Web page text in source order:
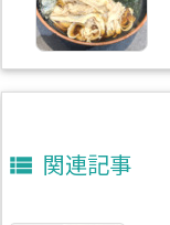
 関連記事